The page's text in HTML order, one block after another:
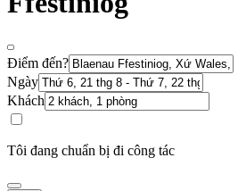
Điểm đến?
Ngày
Khách
Tôi đang chuẩn bị đi công tác